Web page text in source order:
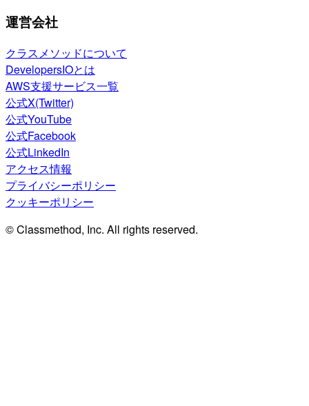
運営会社
クラスメソッドについて
DevelopersIOとは
AWS支援サービス一覧
公式X(Twitter)
公式YouTube
公式Facebook
公式LinkedIn
アクセス情報
プライバシーポリシー
クッキーポリシー
© Classmethod, Inc. All rights reserved.